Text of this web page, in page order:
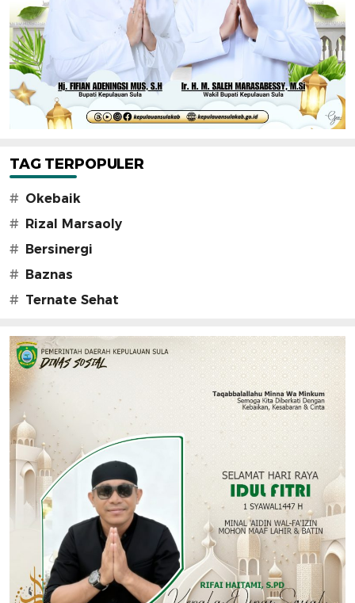
TAG TERPOPULER
# Okebaik
#
Rizal Marsaoly
#
Bersinergi
#
Baznas
# Ternate Sehat